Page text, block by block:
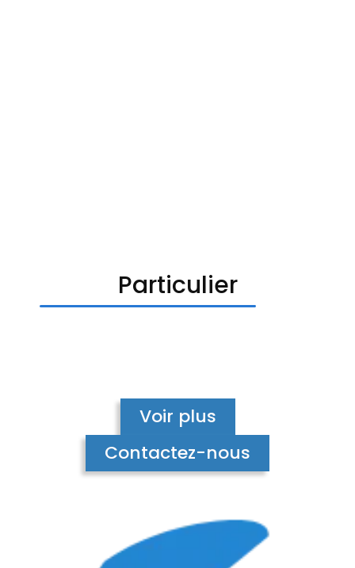
Particulier
Voir plus
Contactez-nous